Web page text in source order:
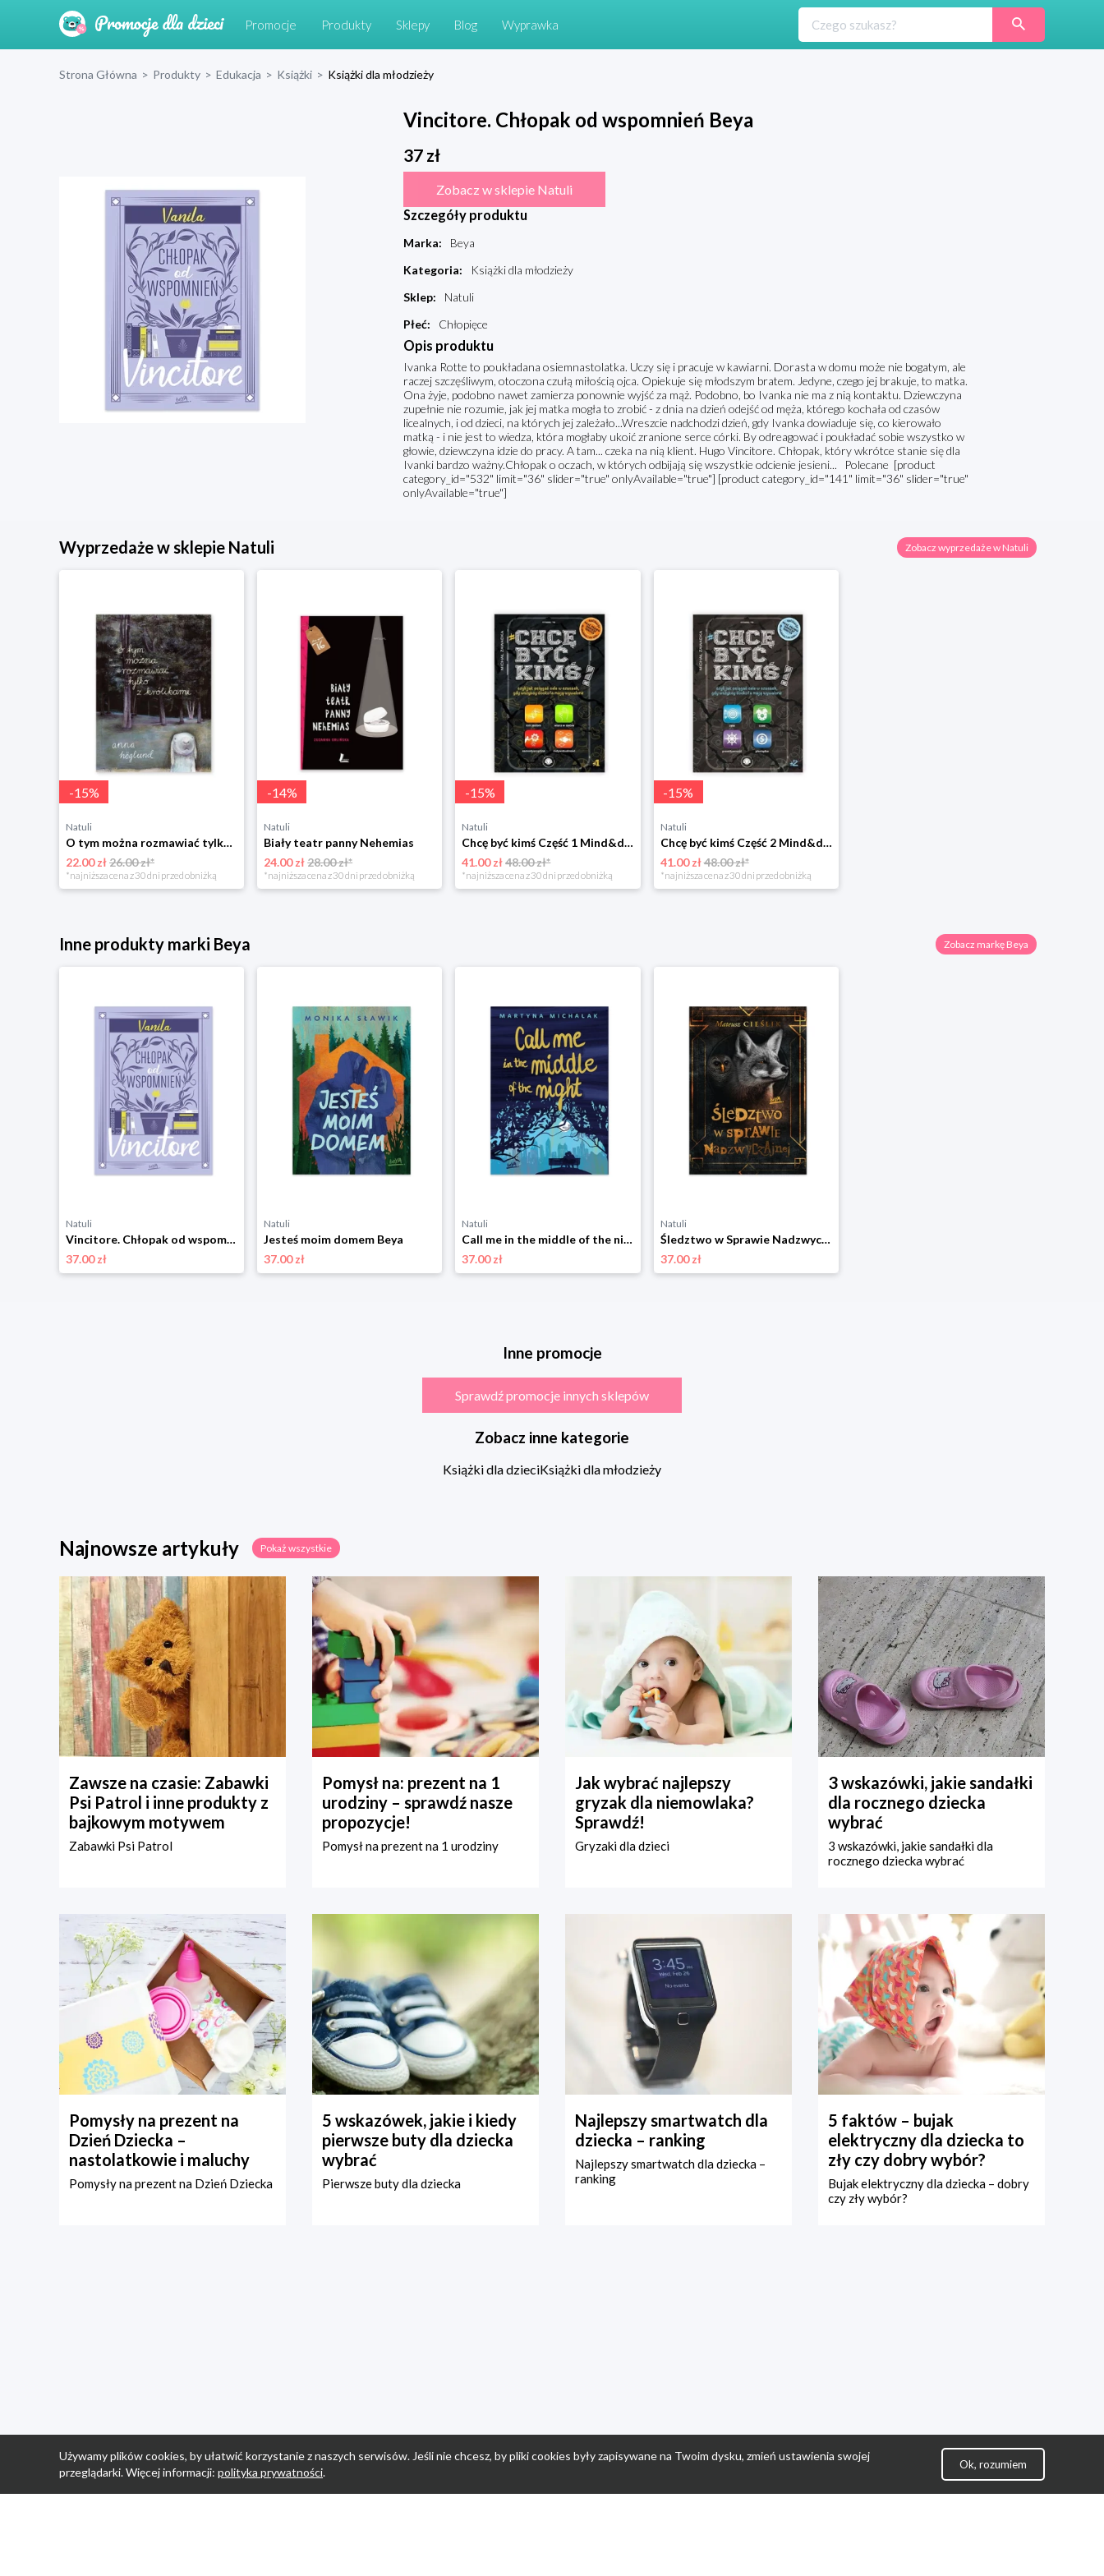
Promocje Produkty Sklepy Blog Wyprawka
Strona Główna > Produkty > Edukacja > Książki > Książki dla młodzieży
Vincitore. Chłopak od wspomnień Beya
37zł
Zobacz w sklepie Natuli
Szczegóły produktu
Marka:
Beya
Kategoria:
Książki dla młodzieży
Sklep:
Natuli
Płeć: Chłopięce
Opis produktu
Ivanka Rotte to poukładana osiemnastolatka. Uczy się i pracuje w kawiarni. Dorasta w domu może nie bogatym, ale
raczej szczęśliwym, otoczona czułą miłością ojca. Opiekuje się młodszym bratem. Jedyne, czego jej brakuje, to matka.
Ona żyje, podobno nawet zamierza ponownie wyjść za mąż. Podobno, bo Ivanka nie ma z nią kontaktu. Dziewczyna
zupełnie nie rozumie, jak jej matka mogła to zrobić - z dnia na dzień odejść od męża, którego kochała od czasów
licealnych, i od dzieci, na których jej zależało...Wreszcie nadchodzi dzień, gdy Ivanka dowiaduje się, co kierowało
matką - i nie jest to wiedza, która mogłaby ukoić zranione serce córki. By odreagować i poukładać sobie wszystko w
głowie, dziewczyna idzie do pracy. A tam... czeka na nią klient. Hugo Vincitore. Chłopak, który wkrótce stanie się dla
Ivanki bardzo ważny.Chłopak o oczach, w których odbijają się wszystkie odcienie jesieni... Polecane [product
category_id="532" limit="36" slider="true" onlyAvailable="true"] [product category_id="141" limit="36" slider="true"
onlyAvailable="true"]
Wyprzedaże w sklepie Natuli Zobacz wyprzedaże w Natuli
-15%
Natuli
O tym można rozmawiać tylko z królikami Zakamarki
22.00 zł26.00 zł*
*najniższa cena z 30 dni przed obniżką
-14%
Natuli
Biały teatr panny Nehemias
24.00 zł28.00 zł*
*najniższa cena z 30 dni przed obniżką
-15%
Natuli
Chcę być kimś Część 1 Mind&dream michał zawadka
41.00 zł48.00 zł*
*najniższa cena z 30 dni przed obniżką
-15%
Natuli
Chcę być kimś Część 2 Mind&dream michał zawadka
41.00 zł48.00 zł*
*najniższa cena z 30 dni przed obniżką
Inne produkty marki Beya Zobacz markę Beya
Natuli
Vincitore. Chłopak od wspomnień Beya
37.00 zł
Natuli
Jesteś moim domem Beya
37.00 zł
Natuli
Call me in the middle of the night Beya
37.00 zł
Natuli
Śledztwo w Sprawie Nadzwyczajnej Beya
37.00 zł
Inne promocje
Sprawdź promocje innych sklepów
Zobacz inne kategorie
Książki dla dzieciKsiążki dla młodzieży
Najnowsze artykuły Pokaż wszystkie
Zawsze na czasie: Zabawki
Psi Patrol i inne produkty z
bajkowym motywem
Zabawki Psi Patrol
Pomysł na: prezent na 1
urodziny – sprawdź nasze
propozycje!
Pomysł na prezent na 1 urodziny
Jak wybrać najlepszy
gryzak dla niemowlaka?
Sprawdź!
Gryzaki dla dzieci
3 wskazówki, jakie sandałki
dla rocznego dziecka
wybrać
3 wskazówki, jakie sandałki dla
rocznego dziecka wybrać
Pomysły na prezent na
Dzień Dziecka –
nastolatkowie i maluchy
Pomysły na prezent na Dzień Dziecka
5 wskazówek, jakie i kiedy
pierwsze buty dla dziecka
wybrać
Pierwsze buty dla dziecka
Najlepszy smartwatch dla
dziecka – ranking
Najlepszy smartwatch dla dziecka –
ranking
5 faktów – bujak
elektryczny dla dziecka to
zły czy dobry wybór?
Bujak elektryczny dla dziecka – dobry
czy zły wybór?
Używamy plików cookies, by ułatwić korzystanie z naszych serwisów. Jeśli nie chcesz, by pliki cookies były zapisywane na Twoim dysku, zmień ustawienia swojej
przeglądarki. Więcej informacji: polityka prywatności.
Ok, rozumiem